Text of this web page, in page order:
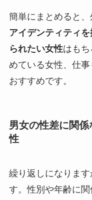
簡単にまとめると
アイデンティティ
られたい女性はも
めている女性、仕
おすすめです。
男女の性差に関
性
繰り返しになりま
す。性別や年齢に